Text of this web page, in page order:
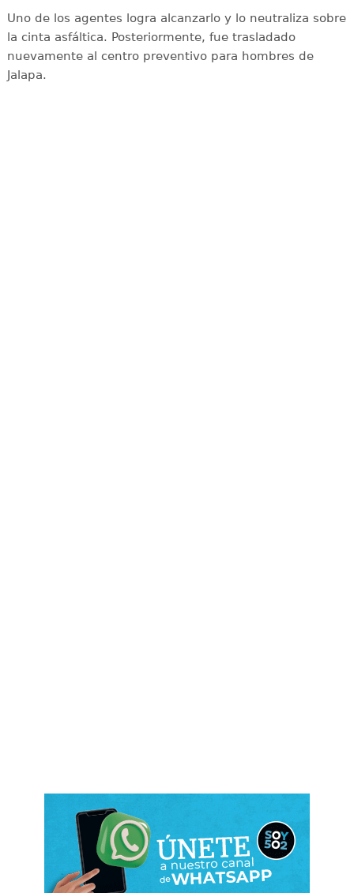
Uno de los agentes logra alcanzarlo y lo neutraliza sobre
la cinta asfáltica. Posteriormente, fue trasladado
nuevamente al centro preventivo para hombres de
Jalapa.